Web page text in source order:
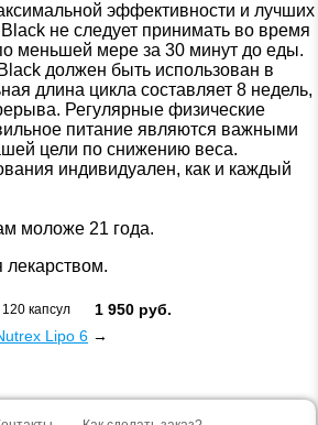
эффективности и лучших
не следует принимать во время
меньшей мере за 30 минут до еды.
должен быть использован в
длина цикла составляет 8 недель,
Регулярные физические
питание являются важными
цели по снижению веса.
индивидуален, как и каждый
моложе 21 года.
120 капсул 1 950 руб.
Lipo 6 →